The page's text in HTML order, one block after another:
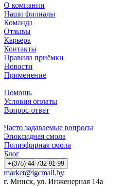
О компании
Наши филиалы
Команда
Отзывы
Карьера
Контакты
Правила приёмки
Новости
Применение
Помощь
Условия оплаты
Вопрос-ответ
Часто задаваемые вопросы
Эпоксидная смола
Полиэфирная смола
Блог
+(375) 44-732-91-99
market@igcmail.by
г. Минск, ул. Инженерная 14а